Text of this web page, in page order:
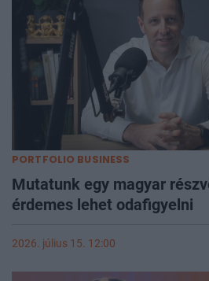
PORTFOLIO BUSINESS
Mutatunk egy magyar
érdemes lehet odafigyelni
2026. július 15. 12:00